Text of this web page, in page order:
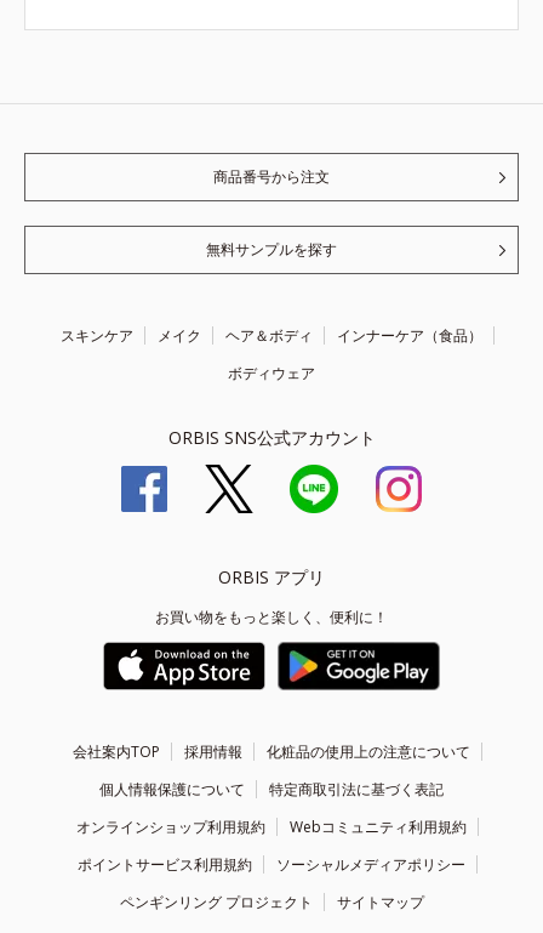
商品番号から注文
無料サンプルを探す
スキンケア メイク ヘア＆ボディ
インナーケア（食品）
ボディウェア
ORBIS SNS公式アカウント
ORBIS アプリ
お買い物をもっと楽しく、便利に！
会社案内TOP 採用情報
化粧品の使用上の注意について
個人情報保護について
特定商取引法に基づく表記
オンラインショップ利用規約
Webコミュニティ利用規約
ポイントサービス利用規約
ソーシャルメディアポリシー
ペンギンリング プロジェクト
サイトマップ